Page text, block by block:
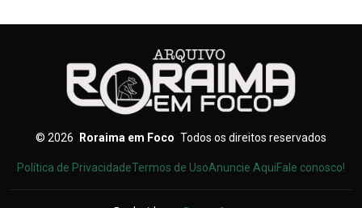
© 2026 Roraima em Foco Todos os direitos reservados
Política de PrivacidadeTermos de UsoAnuncie AquiFale conosco!